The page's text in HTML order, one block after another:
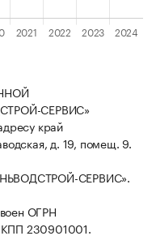
СЕРВИС»
край
д. 19, помещ. 9.
СЕРВИС».
ОГРН
230901001.